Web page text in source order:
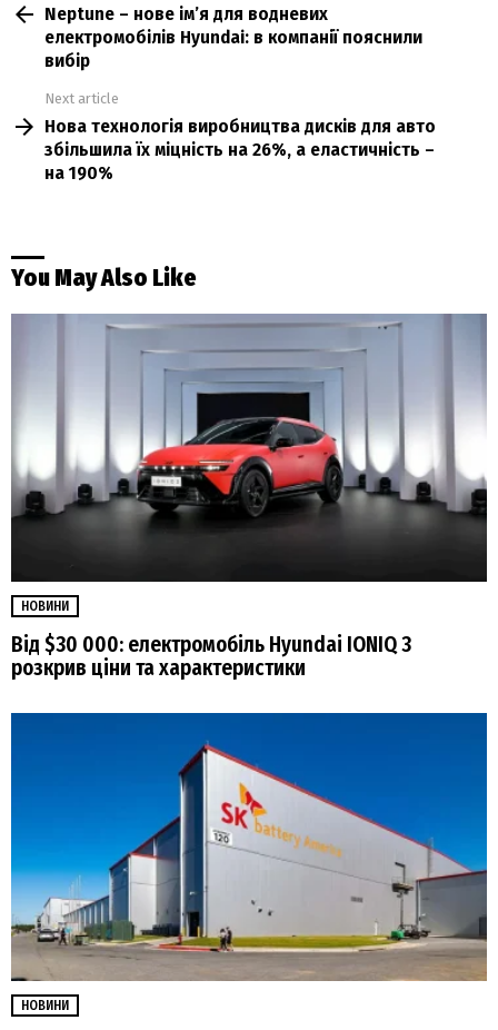
moreNeptune – нове ім’я для водневих
електромобілів Hyundai: в компанії пояснили
вибір
Next article
Нова технологія виробництва дисків для авто
збільшила їх міцність на 26%, а еластичність –
на 190%
You May Also Like
НОВИНИ
Від $30 000: електромобіль Hyundai IONIQ 3
розкрив ціни та характеристики
НОВИНИ